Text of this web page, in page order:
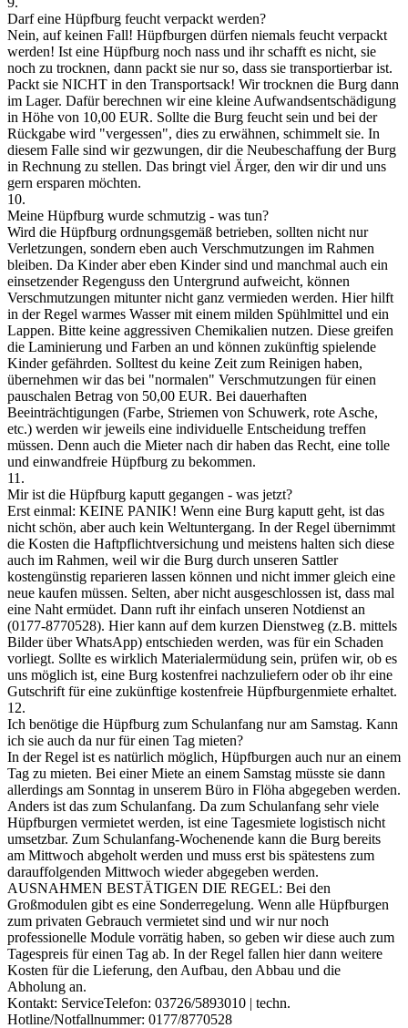
Darf eine Hüpfburg feucht verpackt werden?
Nein, auf keinen Fall! Hüpfburgen dürfen niemals feucht verpackt
werden! Ist eine Hüpfburg noch nass und ihr schafft es nicht, sie
noch zu trocknen, dann packt sie nur so, dass sie transportierbar ist.
Packt sie NICHT in den Transportsack! Wir trocknen die Burg dann
im Lager. Dafür berechnen wir eine kleine Aufwandsentschädigung
in Höhe von 10,00 EUR. Sollte die Burg feucht sein und bei der
Rückgabe wird "vergessen", dies zu erwähnen, schimmelt sie. In
diesem Falle sind wir gezwungen, dir die Neubeschaffung der Burg
in Rechnung zu stellen. Das bringt viel Ärger, den wir dir und uns
gern ersparen möchten.
10.
Meine Hüpfburg wurde schmutzig - was tun?
Wird die Hüpfburg ordnungsgemäß betrieben, sollten nicht nur
Verletzungen, sondern eben auch Verschmutzungen im Rahmen
bleiben. Da Kinder aber eben Kinder sind und manchmal auch ein
einsetzender Regenguss den Untergrund aufweicht, können
Verschmutzungen mitunter nicht ganz vermieden werden. Hier hilft
in der Regel warmes Wasser mit einem milden Spühlmittel und ein
Lappen. Bitte keine aggressiven Chemikalien nutzen. Diese greifen
die Laminierung und Farben an und können zukünftig spielende
Kinder gefährden. Solltest du keine Zeit zum Reinigen haben,
übernehmen wir das bei "normalen" Verschmutzungen für einen
pauschalen Betrag von 50,00 EUR. Bei dauerhaften
Beeinträchtigungen (Farbe, Striemen von Schuwerk, rote Asche,
etc.) werden wir jeweils eine individuelle Entscheidung treffen
müssen. Denn auch die Mieter nach dir haben das Recht, eine tolle
und einwandfreie Hüpfburg zu bekommen.
11.
Mir ist die Hüpfburg kaputt gegangen - was jetzt?
Erst einmal: KEINE PANIK! Wenn eine Burg kaputt geht, ist das
nicht schön, aber auch kein Weltuntergang. In der Regel übernimmt
die Kosten die Haftpflichtversichung und meistens halten sich diese
auch im Rahmen, weil wir die Burg durch unseren Sattler
kostengünstig reparieren lassen können und nicht immer gleich eine
neue kaufen müssen. Selten, aber nicht ausgeschlossen ist, dass mal
eine Naht ermüdet. Dann ruft ihr einfach unseren Notdienst an
(0177-8770528). Hier kann auf dem kurzen Dienstweg (z.B. mittels
Bilder über WhatsApp) entschieden werden, was für ein Schaden
vorliegt. Sollte es wirklich Materialermüdung sein, prüfen wir, ob es
uns möglich ist, eine Burg kostenfrei nachzuliefern oder ob ihr eine
Gutschrift für eine zukünftige kostenfreie Hüpfburgenmiete erhaltet.
12.
Ich benötige die Hüpfburg zum Schulanfang nur am Samstag. Kann
ich sie auch da nur für einen Tag mieten?
In der Regel ist es natürlich möglich, Hüpfburgen auch nur an einem
Tag zu mieten. Bei einer Miete an einem Samstag müsste sie dann
allerdings am Sonntag in unserem Büro in Flöha abgegeben werden.
Anders ist das zum Schulanfang. Da zum Schulanfang sehr viele
Hüpfburgen vermietet werden, ist eine Tagesmiete logistisch nicht
umsetzbar. Zum Schulanfang-Wochenende kann die Burg bereits
am Mittwoch abgeholt werden und muss erst bis spätestens zum
darauffolgenden Mittwoch wieder abgegeben werden.
AUSNAHMEN BESTÄTIGEN DIE REGEL: Bei den
Großmodulen gibt es eine Sonderregelung. Wenn alle Hüpfburgen
zum privaten Gebrauch vermietet sind und wir nur noch
professionelle Module vorrätig haben, so geben wir diese auch zum
Tagespreis für einen Tag ab. In der Regel fallen hier dann weitere
Kosten für die Lieferung, den Aufbau, den Abbau und die
Abholung an.
Kontakt: ServiceTelefon: 03726/5893010 | techn.
Hotline/Notfallnummer: 0177/8770528